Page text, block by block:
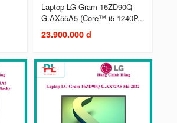
Laptop LG Gram 16ZD90Q-
G.AX55A5 (Core™ i5-1240P...
23.900.000 đ